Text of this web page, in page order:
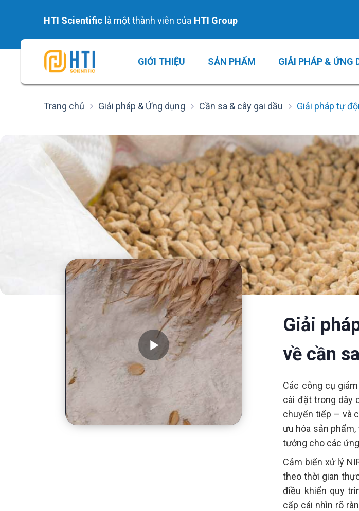
HTI Scientific là một thành viên của HTI Group
GIỚI THIỆU SẢN PHẨM GIẢI PHÁP & ỨNG
Trang chủ Giải pháp & Ứng dụng Cần sa & cây gai dầu Giải pháp tự
Giải
về cần
Các công cụ
cài đặt trong dây
chuyển tiếp – và
ưu hóa sản
tưởng cho các
Cảm biến xử lý
theo thời gian
điều khiển quy
cấp cái nhìn rõ